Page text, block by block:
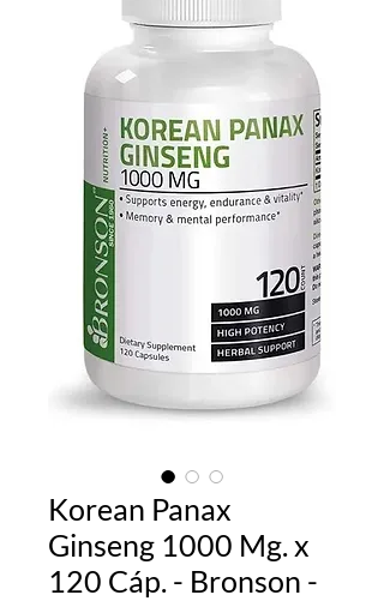
Korean Panax
Ginseng 1000 Mg. x
120 Cáp. - Bronson -